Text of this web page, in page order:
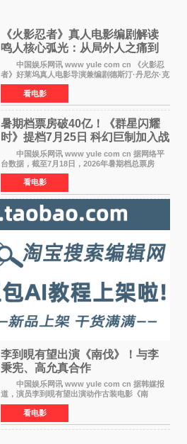
《火影忍者》真人电影编剧解读
鸣人核心弧光：从局外人之痛到
自我觉醒
中国娱乐网讯 www yule com cn 《火影忍
者》好莱坞真人电影导演兼编剧德斯汀·丹尼尔·克
雷顿近日在采访中分享了对主角鸣人成长弧光的
理解，透露电影将深入探索鸣人作为局外人的情
感历程。
看电影
暑期档票房破40亿！《群星闪耀
时》提档7月25日 科幻巨制加入战
中国娱乐网讯 www yule com cn 据网络平
台数据，截至7月18日，2026年暑期档总票房
（含预售）已正式突破40亿元大关，年度总票房
也随之逼近197亿元。超百部中外佳片同台竞技，
点燃了盛夏的电
看电影
李到晛有望出演《南伐》！与李
秉宪、高允真合作
中国娱乐网讯 www yule com cn 据韩媒报
道，演员李到晛有望出演动作古装电影《南
伐》，与李秉宪、高允真合作，引发关注。
该片为动作古装片，讲述朝鲜初期，为了解救被
倭寇绑走的俘虏，9
看电影